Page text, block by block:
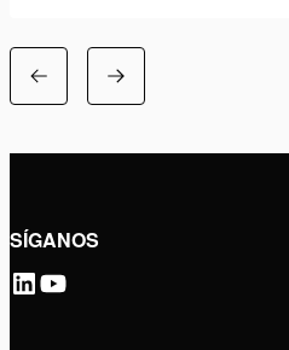
SÍGANOS